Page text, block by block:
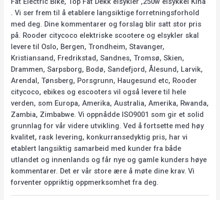
. Vi ser frem til å etablere langsiktige forretningsforhold
med deg. Dine kommentarer og forslag blir satt stor pris
på. Rooder citycoco elektriske scootere og elsykler skal
levere til Oslo, Bergen, Trondheim, Stavanger,
Kristiansand, Fredrikstad, Sandnes, Tromsø, Skien,
Drammen, Sarpsborg, Bodø, Sandefjord, Ålesund, Larvik,
Arendal, Tønsberg, Porsgrunn, Haugesund etc, Rooder
citycoco, ebikes og escooters vil også levere til hele
verden, som Europa, Amerika, Australia, Amerika, Rwanda,
Zambia, Zimbabwe. Vi oppnådde ISO9001 som gir et solid
grunnlag for vår videre utvikling. Ved å fortsette med høy
kvalitet, rask levering, konkurransedyktig pris, har vi
etablert langsiktig samarbeid med kunder fra både
utlandet og innenlands og får nye og gamle kunders høye
kommentarer. Det er vår store ære å møte dine krav. Vi
forventer oppriktig oppmerksomhet fra deg.